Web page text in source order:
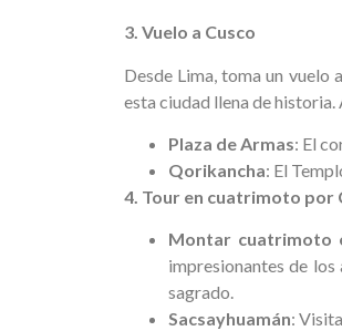
3. Vuelo a Cusco
Desde Lima, toma un
esta ciudad llena de historia.
Plaza de Armas: El
Qorikancha: El
4. Tour en cuatrimoto por
Montar cuatrimoto
impresionantes de
sagrado.
Sacsayhuamán: